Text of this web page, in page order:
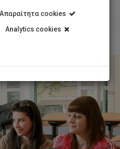
Απαραίτητα cookies
Analytics cookies